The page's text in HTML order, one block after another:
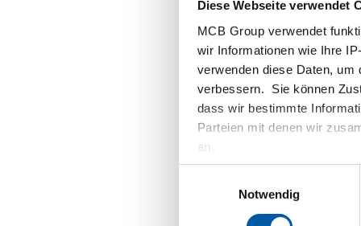
Diese Webseite verwendet
MCB Group verwendet
wir Informationen wie Ihre
verwenden diese Daten, um
verbessern. Sie können
dass wir bestimmte
Parteien mit denen wir
an.
Notwendig
Carmen
Kupfer
diese
Dieses
eine